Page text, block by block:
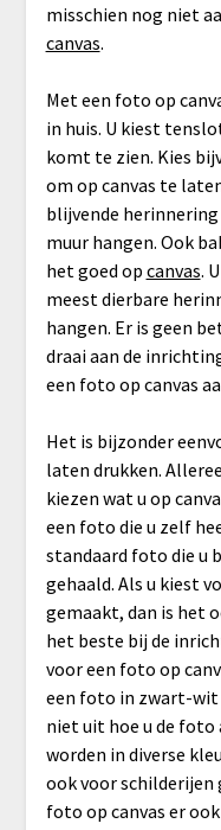
misschien nog niet
canvas.
Met een foto op
in huis. U kiest
komt te zien. Kies
om op canvas te
blijvende herinnering
muur hangen. Ook
het goed op canvas.
meest dierbare
hangen. Er is geen
draai aan de
een foto op canvas
Het is bijzonder
laten drukken.
kiezen wat u op
een foto die u zelf
standaard foto die u
gehaald. Als u kiest
gemaakt, dan is het
het beste bij de
voor een foto op
een foto in zwart-wit
niet uit hoe u de foto
worden in diverse
ook voor
foto op canvas er